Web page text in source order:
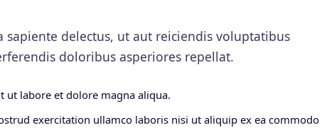
delectus, ut aut reiciendis voluptatibus
doloribus asperiores repellat.
ut labore et dolore magna aliqua.
exercitation ullamco laboris nisi ut aliquip ex ea commodo